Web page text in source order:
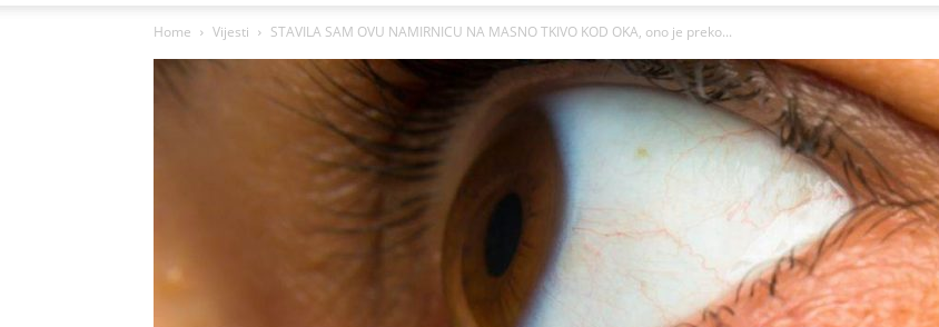
Home Vijesti STAVILA SAM OVU NAMIRNICU NA MASNO TKIVO KOD OKA, ono je preko...